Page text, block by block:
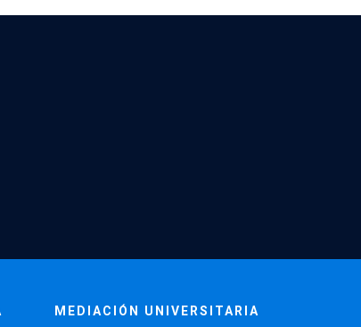
MEDIACIÓN UNIVERSITARIA